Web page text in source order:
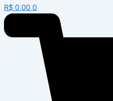
R$ 0,00 0